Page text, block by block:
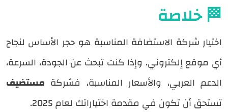
🏁 خلاصة
اختيار شركة الاستضافة المناسبة هو حجر الأساس لنجاح
أي موقع إلكتروني. وإذا كنت تبحث عن الجودة، السرعة،
الدعم العربي، والأسعار المناسبة، فشركة مستضيف
تستحق أن تكون في مقدمة اختياراتك لعام 2025.